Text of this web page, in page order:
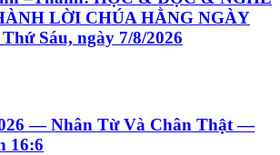
LỜI CHÚA HẰNG NGÀY
ngày 7/8/2026
— Nhân Từ Và Chân Thật —
16:6